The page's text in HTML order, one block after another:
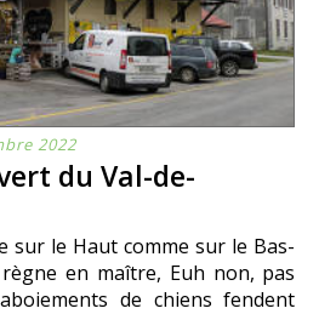
2022
du Val-de-
sur le Haut comme sur le Bas-
en maître, Euh non, pas
de chiens fendent